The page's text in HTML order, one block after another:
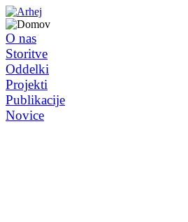
O nas
Storitve
Oddelki
Projekti
Publikacije
Novice